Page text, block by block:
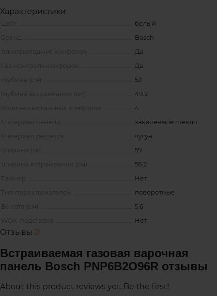
Характеристики
белый
Bosch
Да
Да
Глубина (см)
52
Глубина встраивания (см)
49.2
Количество газовых конфорок
4
Материал панели
закаленное стекло
Материал решеток
чугун
59
56.2
Нет
поворотные
Высота (см)
5.6
Нет
Отзывы 0
Встраиваемая газовая варочная
панель Bosch PNP6B2O96R отзывы
About this product reviews yet. Be the first!